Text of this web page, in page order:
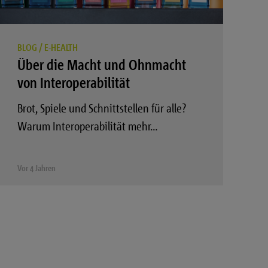
BLOG / E-HEALTH
Über die Macht und Ohnmacht
von Interoperabilität
Brot, Spiele und Schnittstellen für alle?
Warum Interoperabilität mehr…
Vor 4 Jahren